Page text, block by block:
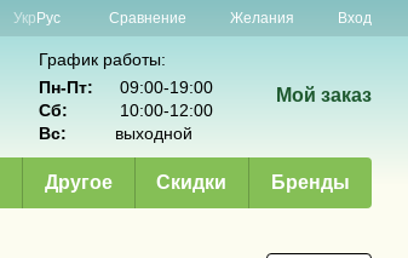
Укр Рус Сравнение Желания Вход
График работы:
Пн-Пт:
09:00-19:00
Сб:
10:00-12:00
Вс:
выходной
Мой заказ
Другое Скидки Бренды